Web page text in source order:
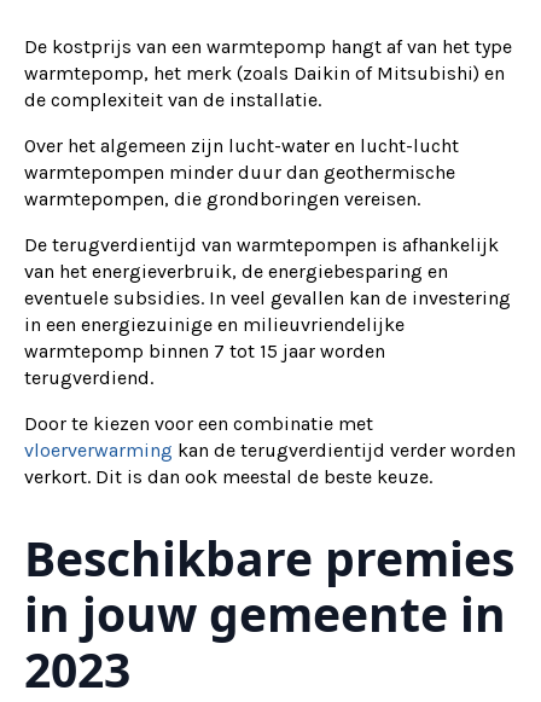
De kostprijs van een warmtepomp hangt af van het type
warmtepomp, het merk (zoals Daikin of Mitsubishi) en
de complexiteit van de installatie.
Over het algemeen zijn lucht-water en lucht-lucht
warmtepompen minder duur dan geothermische
warmtepompen, die grondboringen vereisen.
De terugverdientijd van warmtepompen is afhankelijk
van het energieverbruik, de energiebesparing en
eventuele subsidies. In veel gevallen kan de investering
in een energiezuinige en milieuvriendelijke
warmtepomp binnen 7 tot 15 jaar worden
terugverdiend.
Door te kiezen voor een combinatie met
vloerverwarming kan de terugverdientijd verder worden
verkort. Dit is dan ook meestal de beste keuze.
Beschikbare premies
in jouw gemeente in
2023